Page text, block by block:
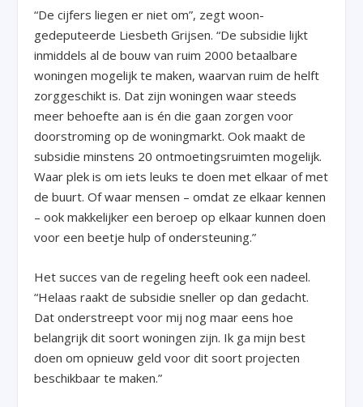
“De cijfers liegen er niet om”, zegt woon-
gedeputeerde Liesbeth Grijsen. “De subsidie lijkt
inmiddels al de bouw van ruim 2000 betaalbare
woningen mogelijk te maken, waarvan ruim de helft
zorggeschikt is. Dat zijn woningen waar steeds
meer behoefte aan is én die gaan zorgen voor
doorstroming op de woningmarkt. Ook maakt de
subsidie minstens 20 ontmoetingsruimten mogelijk.
Waar plek is om iets leuks te doen met elkaar of met
de buurt. Of waar mensen – omdat ze elkaar kennen
– ook makkelijker een beroep op elkaar kunnen doen
voor een beetje hulp of ondersteuning.”
Het succes van de regeling heeft ook een nadeel.
“Helaas raakt de subsidie sneller op dan gedacht.
Dat onderstreept voor mij nog maar eens hoe
belangrijk dit soort woningen zijn. Ik ga mijn best
doen om opnieuw geld voor dit soort projecten
beschikbaar te maken.”